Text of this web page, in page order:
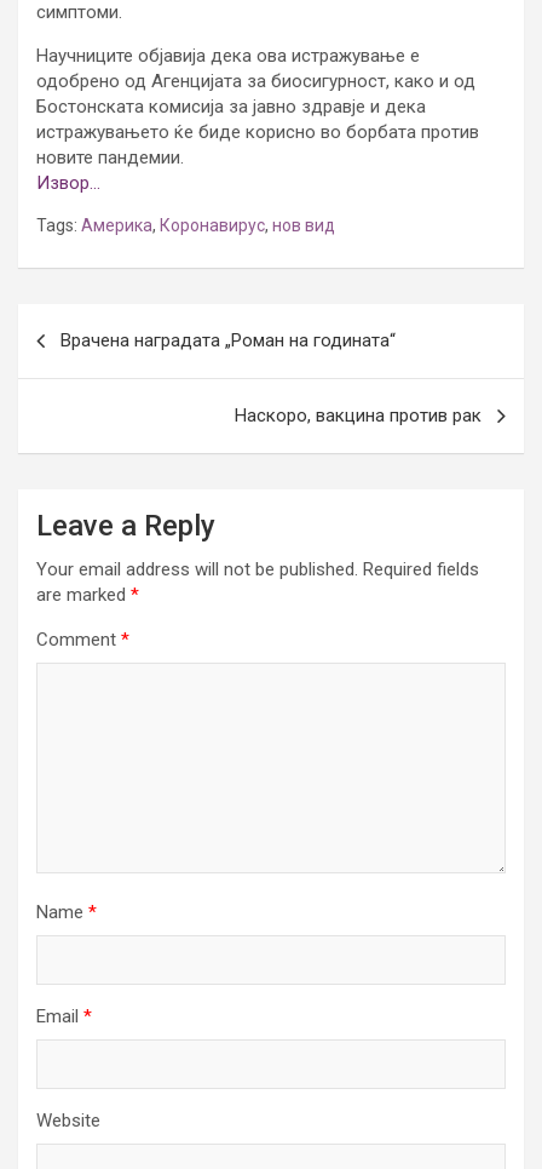
симптоми.
Научниците објавија дека ова истражување е
одобрено од Агенцијата за биосигурност, како и од
Бостонската комисија за јавно здравје и дека
истражувањето ќе биде корисно во борбата против
новите пандемии.
Извор…
Tags: Америка, Коронавирус, нов вид
navigation
Врачена наградата „Роман на годината“
Наскоро, вакцина против рак
Leave a Reply
Your email address will not be published. Required fields
are marked *
Comment *
Name *
Email *
Website